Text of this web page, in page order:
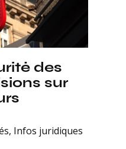
des
sur
, Infos juridiques